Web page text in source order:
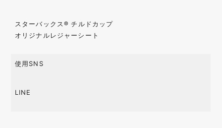
スターバックス® チルドカップ
オリジナルレジャーシート
使用SNS
LINE